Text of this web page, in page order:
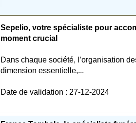
Sepelio, votre spécialiste pour
moment crucial
Dans chaque société, l’organisation
dimension essentielle,...
Date de validation : 27-12-2024